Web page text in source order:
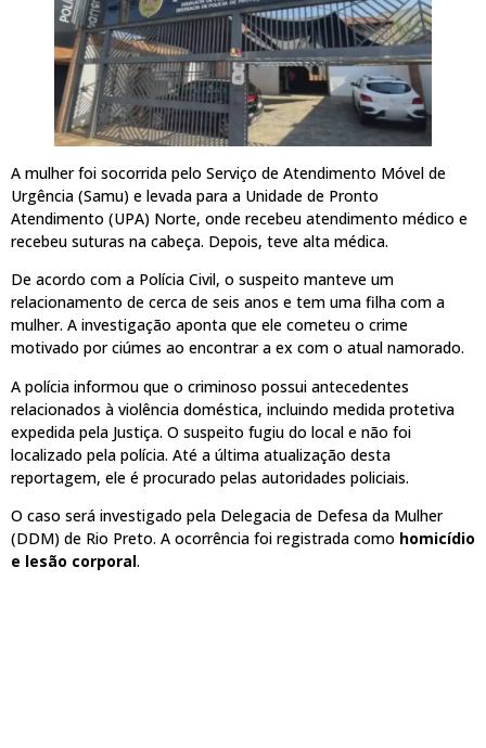
A mulher foi socorrida pelo Serviço de Atendimento Móvel de
Urgência (Samu) e levada para a Unidade de Pronto
Atendimento (UPA) Norte, onde recebeu atendimento médico e
recebeu suturas na cabeça. Depois, teve alta médica.
De acordo com a Polícia Civil, o suspeito manteve um
relacionamento de cerca de seis anos e tem uma filha com a
mulher. A investigação aponta que ele cometeu o crime
motivado por ciúmes ao encontrar a ex com o atual namorado.
A polícia informou que o criminoso possui antecedentes
relacionados à violência doméstica, incluindo medida protetiva
expedida pela Justiça. O suspeito fugiu do local e não foi
localizado pela polícia. Até a última atualização desta
reportagem, ele é procurado pelas autoridades policiais.
O caso será investigado pela Delegacia de Defesa da Mulher
(DDM) de Rio Preto. A ocorrência foi registrada como homicídio
e lesão corporal.